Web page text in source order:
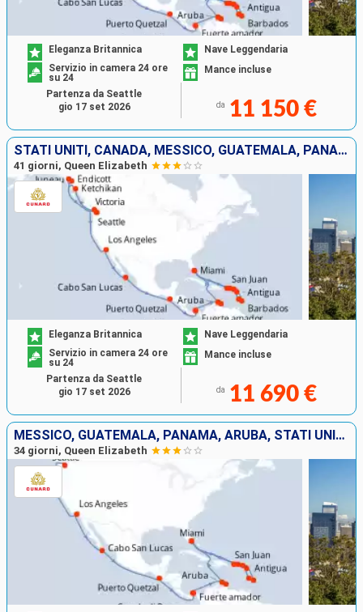
Eleganza Britannica
Nave Leggendaria
Servizio in camera 24 ore
su 24
Mance incluse
da 11 150 €
Partenza da Seattle
gio 17 set 2026
STATI UNITI, CANADA, MESSICO, GUATEMALA, PANAMA, ARUBA, PORTORICO, ANTIGUA E BARBUDA, SANTA LUCIA, BARBADOS, SAINT MARTIN, TORTOLA
41 giorni, Queen Elizabeth
Eleganza Britannica
Nave Leggendaria
Servizio in camera 24 ore
su 24
Mance incluse
da 11 690 €
Partenza da Seattle
gio 17 set 2026
MESSICO, GUATEMALA, PANAMA, ARUBA, STATI UNITI, PORTORICO, ANTIGUA E BARBUDA, SANTA LUCIA, BARBADOS, SAINT MARTIN, TORTOLA
34 giorni, Queen Elizabeth